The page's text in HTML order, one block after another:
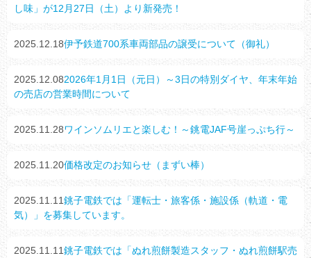
し味」が12月27日（土）より新発売！
2025.12.18伊予鉄道700系車両部品の譲受について（御礼）
2025.12.082026年1月1日（元日）～3日の特別ダイヤ、年末年始
の売店の営業時間について
2025.11.28ワインソムリエと楽しむ！～銚電JAF号崖っぷち行～
2025.11.20価格改定のお知らせ（まずい棒）
2025.11.11銚子電鉄では「運転士・旅客係・施設係（軌道・電
気）」を募集しています。
2025.11.11銚子電鉄では「ぬれ煎餅製造スタッフ・ぬれ煎餅駅売